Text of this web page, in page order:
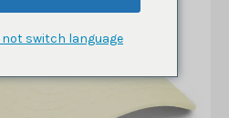
not switch language